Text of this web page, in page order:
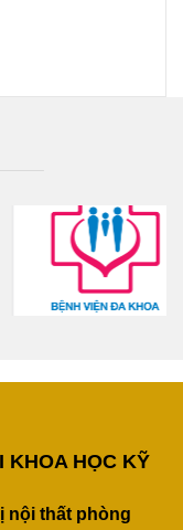
KHOA HỌC KỸ
nội thất phòng